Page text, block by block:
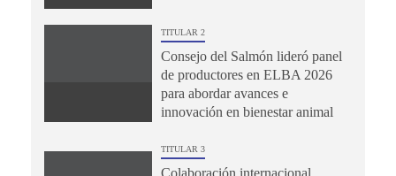
TITULAR 2
Consejo del Salmón lideró panel
de productores en ELBA 2026
para abordar avances e
innovación en bienestar animal
TITULAR 3
Colaboración internacional